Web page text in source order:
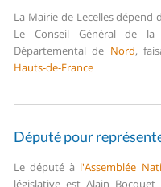
La Mairie de Lecelles
Le Conseil Général de
Départemental de Nord,
Hauts-de-France
Député pour
Le député à l'Assemblée